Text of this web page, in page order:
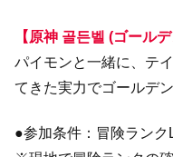
【原神 골든벨 (ゴールデ
パイモンと一緒に、テ
てきた実力でゴールデ
●参加条件：冒険ランク